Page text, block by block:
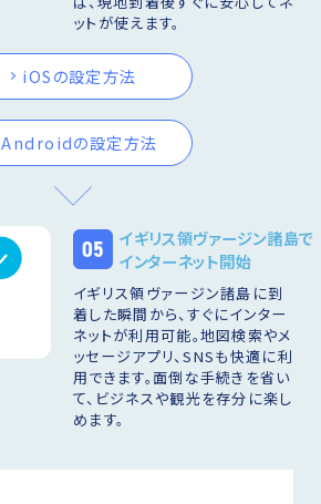
ットが使えます。
iOSの設定方法
Androidの設定方法
05
イギリス領ヴァージン諸島で
インターネット開始
イギリス領ヴァージン諸島に到
着した瞬間から、すぐにインター
ネットが利用可能。地図検索やメ
ッセージアプリ、SNSも快適に利
用できます。面倒な手続きを省い
て、ビジネスや観光を存分に楽し
めます。